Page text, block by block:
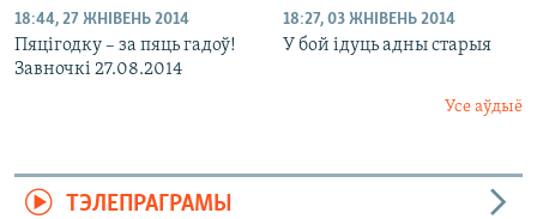
18:44, 27 ЖНІВЕНЬ 2014
Пяцігодку – за пяць гадоў!
Завночкі 27.08.2014
18:27, 03 ЖНІВЕНЬ 2014
У бой ідуць адны старыя
Усе аўдыё
ТЭЛЕПРАГРАМЫ